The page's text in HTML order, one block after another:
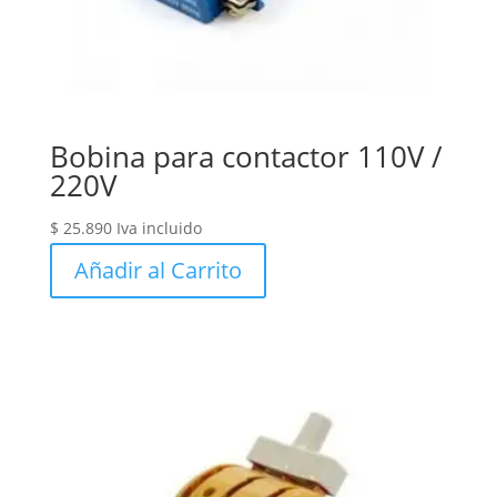
Bobina para contactor 110V /
220V
$ 25.890 Iva incluido
Añadir al Carrito